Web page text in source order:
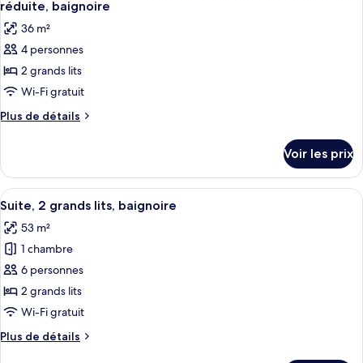
lits
Chambre,
2
grands
les
photos
pour
ce
type
de
2
grands
lits,
accessible
aux
personnes
à
mobilité
réduite,
baignoire
réduite, baignoire
36 m²
4 personnes
2 grands lits
Wi-Fi gratuit
Plus de détails
Plus
le
type
de
Chambre,
2
lits,
accessible
aux
personnes
à
Voir les prix
Afficher
toutes
les
photos
pour
ce
type
chambre :
Un balcon doté de fauteuils en
7
Suite, 2 grands lits, baignoire
53 m²
1 chambre
6 personnes
2 grands lits
Wi-Fi gratuit
Plus de détails
Plus